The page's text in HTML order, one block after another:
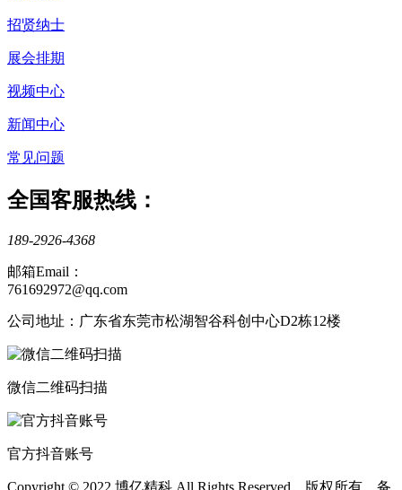
招贤纳士
展会排期
视频中心
新闻中心
常见问题
全国客服热线：
189-2926-4368
邮箱Email：
761692972@qq.com
公司地址：广东省东莞市松湖智谷科创中心D2栋12楼
微信二维码扫描
官方抖音账号
Copyright © 2022 博亿精科 All Rights Reserved 版权所有 备